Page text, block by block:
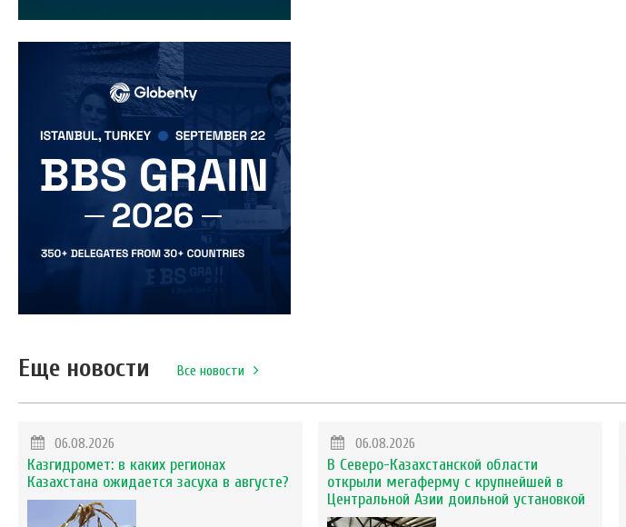
Еще новости Все новости
06.08.2026
Казгидромет: в каких регионах
Казахстана ожидается засуха в августе?
06.08.2026
В Северо-Казахстанской области
открыли мегаферму с крупнейшей в
Центральной Азии доильной установкой